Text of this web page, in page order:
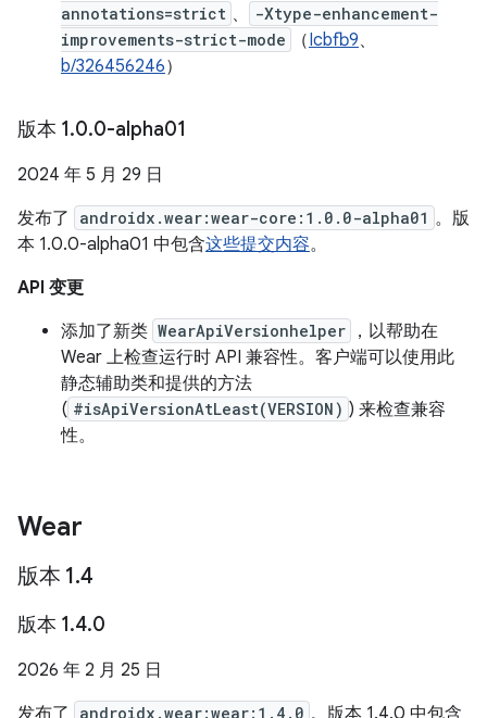
annotations=strict 、
-Xtype-enhancement-
improvements-strict-mode
（Icbfb9、
b/326456246）
版本 1.0.0-alpha01
2024 年 5 月 29 日
发布了
androidx.wear:wear-core:1.0.0-alpha01 。版
本 1.0.0-alpha01 中包含这些提交内容。
API 变更
添加了新类 WearApiVersionhelper
，以帮助在
Wear 上检查运行时 API 兼容性。客户端可以使用此
静态辅助类和提供的方法
( #isApiVersionAtLeast(VERSION) ) 来检查兼容
性。
Wear
版本 1.4
版本 1.4.0
2026 年 2 月 25 日
发布了
androidx.wear:wear:1.4.0 。版本 1.4.0 中包含